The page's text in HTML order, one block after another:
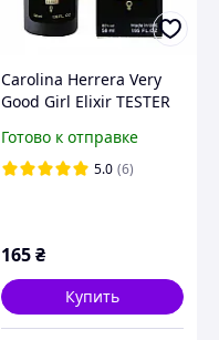
Carolina Herrera Very
Good Girl Elixir ТESTER
Готово к отправке
5.0 (6)
165₴
Купить